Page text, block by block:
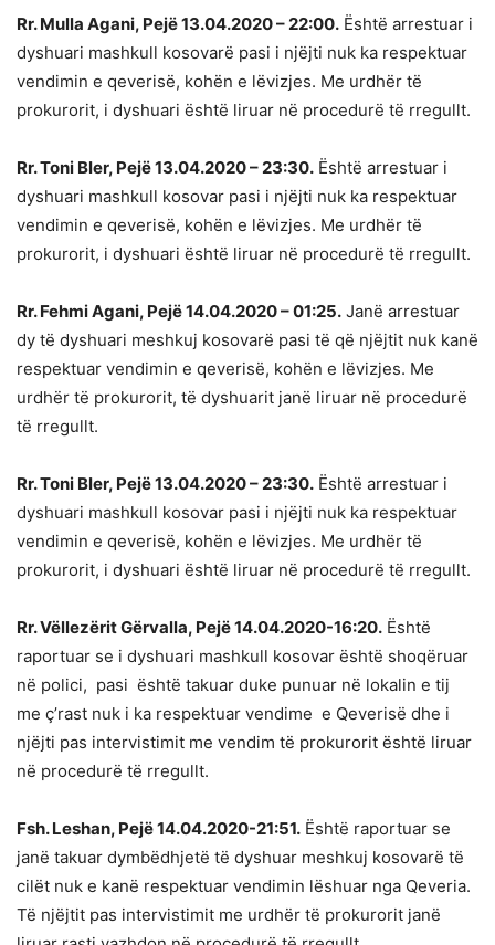
Rr. Mulla Agani, Pejë 13.04.2020 – 22:00. Është arrestuar i
dyshuari mashkull kosovarë pasi i njëjti nuk ka respektuar
vendimin e qeverisë, kohën e lëvizjes. Me urdhër të
prokurorit, i dyshuari është liruar në procedurë të rregullt.
Rr. Toni Bler, Pejë 13.04.2020 – 23:30. Është arrestuar i
dyshuari mashkull kosovar pasi i njëjti nuk ka respektuar
vendimin e qeverisë, kohën e lëvizjes. Me urdhër të
prokurorit, i dyshuari është liruar në procedurë të rregullt.
Rr. Fehmi Agani, Pejë 14.04.2020 – 01:25. Janë arrestuar
dy të dyshuari meshkuj kosovarë pasi të që njëjtit nuk kanë
respektuar vendimin e qeverisë, kohën e lëvizjes. Me
urdhër të prokurorit, të dyshuarit janë liruar në procedurë
të rregullt.
Rr. Toni Bler, Pejë 13.04.2020 – 23:30. Është arrestuar i
dyshuari mashkull kosovar pasi i njëjti nuk ka respektuar
vendimin e qeverisë, kohën e lëvizjes. Me urdhër të
prokurorit, i dyshuari është liruar në procedurë të rregullt.
Rr. Vëllezërit Gërvalla, Pejë 14.04.2020-16:20. Është
raportuar se i dyshuari mashkull kosovar është shoqëruar
në polici, pasi është takuar duke punuar në lokalin e tij
me ç’rast nuk i ka respektuar vendime e Qeverisë dhe i
njëjti pas intervistimit me vendim të prokurorit është liruar
në procedurë të rregullt.
Fsh. Leshan, Pejë 14.04.2020-21:51. Është raportuar se
janë takuar dymbëdhjetë të dyshuar meshkuj kosovarë të
cilët nuk e kanë respektuar vendimin lëshuar nga Qeveria.
Të njëjtit pas intervistimit me urdhër të prokurorit janë